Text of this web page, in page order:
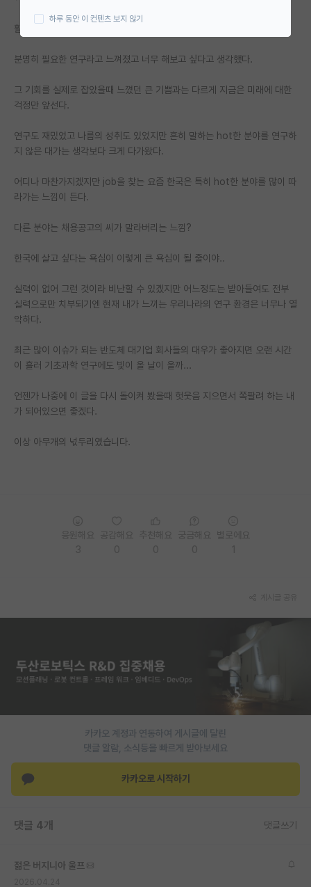
연구실(PI) 홍보 게시판
석박사 채용 정보 게시판
임용 정보 게시판
취업 게시판
임용 후기 게시판
PI 전용 게시판
인문사회 계열 게시판
특수/전문대학원 게시판
반도체/AI 게시판
장학금/장학생 게시판
학술 정보 게시판
홍보 게시판
커리어
활발하게 논문이 나오고 있는 hot한 분야는 아니었지만
분명히 필요한 연구라고 느껴졌고 너무 해보고 싶다고 생각했다.
그 기회를 실제로 잡았을때 느꼈던 큰 기쁨과는 다르게 지금은 미래에 대한
걱정만 앞선다.
연구도 재밌었고 나름의 성취도 있었지만 흔히 말하는 hot한 분야를 연구하
지 않은 대가는 생각보다 크게 다가왔다.
어디나 마찬가지겠지만 job을 찾는 요즘 한국은 특히 hot한 분야를 많이 따
라가는 느낌이 든다.
다른 분야는 채용공고의 씨가 말라버리는 느낌?
한국에 살고 싶다는 욕심이 이렇게 큰 욕심이 될 줄이야..
실력이 없어 그런 것이라 비난할 수 있겠지만 어느정도는 받아들여도 전부
실력으로만 치부되기엔 현재 내가 느끼는 우리나라의 연구 환경은 너무나 열
악하다.
최근 많이 이슈가 되는 반도체 대기업 회사들의 대우가 좋아지면 오랜 시간
이 흘러 기초과학 연구에도 빛이 올 날이 올까...
언젠가 나중에 이 글을 다시 돌이켜 봤을때 헛웃음 지으면서 쪽팔려 하는 내
가 되어있으면 좋겠다.
이상 아무개의 넋두리였습니다.
카카오 계정과 연동하여 게시글에 달린
댓글 알람, 소식등을 빠르게 받아보세요
카카오로 시작하기
댓글 4개 댓글쓰기
젊은 버지니아 울프
하루 동안 이 컨텐츠 보지 않기